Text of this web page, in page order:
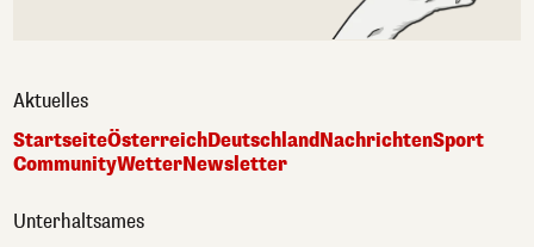
Aktuelles
StartseiteÖsterreichDeutschlandNachrichtenSport
CommunityWetterNewsletter
Unterhaltsames